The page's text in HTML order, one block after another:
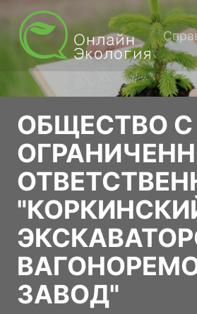
ОБЩЕСТВО С
ЗАВОД"